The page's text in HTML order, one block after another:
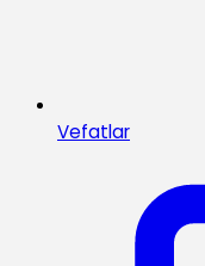
Vefatlar